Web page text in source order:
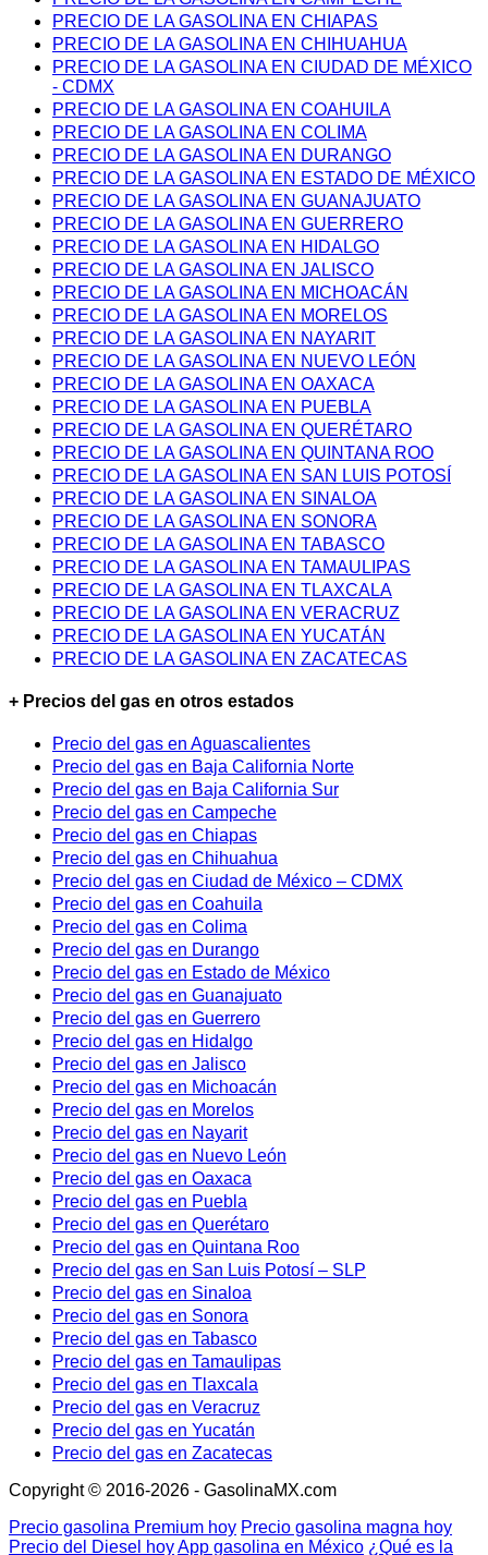
PRECIO DE LA GASOLINA EN CHIAPAS
PRECIO DE LA GASOLINA EN CHIHUAHUA
PRECIO DE LA GASOLINA EN CIUDAD DE MÉXICO
- CDMX
PRECIO DE LA GASOLINA EN COAHUILA
PRECIO DE LA GASOLINA EN COLIMA
PRECIO DE LA GASOLINA EN DURANGO
PRECIO DE LA GASOLINA EN ESTADO DE MÉXICO
PRECIO DE LA GASOLINA EN GUANAJUATO
PRECIO DE LA GASOLINA EN GUERRERO
PRECIO DE LA GASOLINA EN HIDALGO
PRECIO DE LA GASOLINA EN JALISCO
PRECIO DE LA GASOLINA EN MICHOACÁN
PRECIO DE LA GASOLINA EN MORELOS
PRECIO DE LA GASOLINA EN NAYARIT
PRECIO DE LA GASOLINA EN NUEVO LEÓN
PRECIO DE LA GASOLINA EN OAXACA
PRECIO DE LA GASOLINA EN PUEBLA
PRECIO DE LA GASOLINA EN QUERÉTARO
PRECIO DE LA GASOLINA EN QUINTANA ROO
PRECIO DE LA GASOLINA EN SAN LUIS POTOSÍ
PRECIO DE LA GASOLINA EN SINALOA
PRECIO DE LA GASOLINA EN SONORA
PRECIO DE LA GASOLINA EN TABASCO
PRECIO DE LA GASOLINA EN TAMAULIPAS
PRECIO DE LA GASOLINA EN TLAXCALA
PRECIO DE LA GASOLINA EN VERACRUZ
PRECIO DE LA GASOLINA EN YUCATÁN
PRECIO DE LA GASOLINA EN ZACATECAS
+ Precios del gas en otros estados
Precio del gas en Aguascalientes
Precio del gas en Baja California Norte
Precio del gas en Baja California Sur
Precio del gas en Campeche
Precio del gas en Chiapas
Precio del gas en Chihuahua
Precio del gas en Ciudad de México – CDMX
Precio del gas en Coahuila
Precio del gas en Colima
Precio del gas en Durango
Precio del gas en Estado de México
Precio del gas en Guanajuato
Precio del gas en Guerrero
Precio del gas en Hidalgo
Precio del gas en Jalisco
Precio del gas en Michoacán
Precio del gas en Morelos
Precio del gas en Nayarit
Precio del gas en Nuevo León
Precio del gas en Oaxaca
Precio del gas en Puebla
Precio del gas en Querétaro
Precio del gas en Quintana Roo
Precio del gas en San Luis Potosí – SLP
Precio del gas en Sinaloa
Precio del gas en Sonora
Precio del gas en Tabasco
Precio del gas en Tamaulipas
Precio del gas en Tlaxcala
Precio del gas en Veracruz
Precio del gas en Yucatán
Precio del gas en Zacatecas
Copyright © 2016-2026 - GasolinaMX.com
Precio gasolina Premium hoy Precio gasolina magna hoy
Precio del Diesel hoyApp gasolina en México ¿Qué es la